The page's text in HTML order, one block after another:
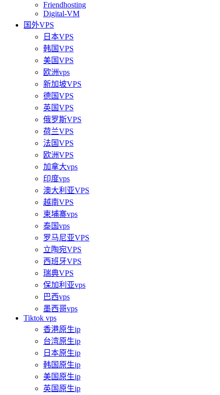
Friendhosting
Digital-VM
国外VPS
日本VPS
韩国VPS
美国VPS
欧洲vps
新加坡VPS
德国VPS
英国VPS
俄罗斯VPS
荷兰VPS
法国VPS
欧洲VPS
加拿大vps
印度vps
澳大利亚VPS
越南VPS
柬埔寨vps
泰国vps
罗马尼亚VPS
立陶宛VPS
西班牙VPS
瑞典VPS
保加利亚vps
巴西vps
墨西哥vps
Tiktok vps
香港原生ip
台湾原生ip
日本原生ip
韩国原生ip
美国原生ip
英国原生ip